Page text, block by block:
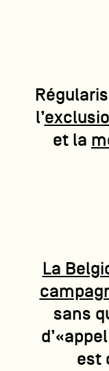
l’
et la
La
sans
est